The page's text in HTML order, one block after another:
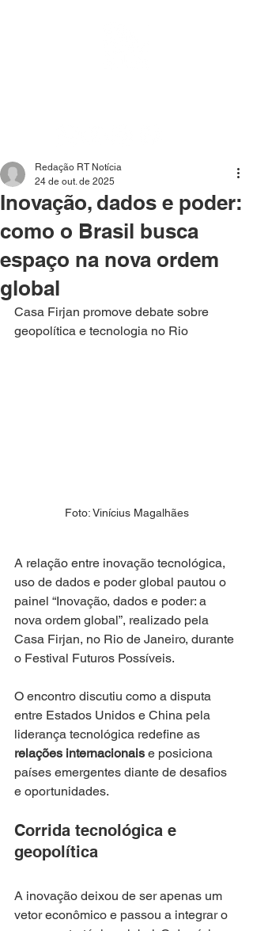
Inovação, dados e poder:
como o Brasil busca
espaço na nova ordem
global
Redação RT Notícia
24 de out. de 2025
Casa Firjan promove debate sobre
geopolítica e tecnologia no Rio
Foto: Vinícius Magalhães
A relação entre inovação tecnológica,
uso de dados e poder global pautou o
painel “Inovação, dados e poder: a
nova ordem global”, realizado pela
Casa Firjan, no Rio de Janeiro, durante
o Festival Futuros Possíveis.
O encontro discutiu como a disputa
entre Estados Unidos e China pela
liderança tecnológica redefine as
relações internacionais e posiciona
países emergentes diante de desafios
e oportunidades.
Corrida tecnológica e
geopolítica
A inovação deixou de ser apenas um
vetor econômico e passou a integrar o